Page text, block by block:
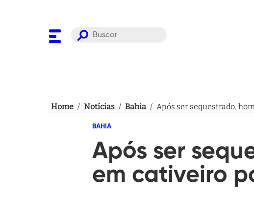
Home / Notícias / Bahia / Após ser sequestrado,
BAHIA
Após ser
em cativeiro